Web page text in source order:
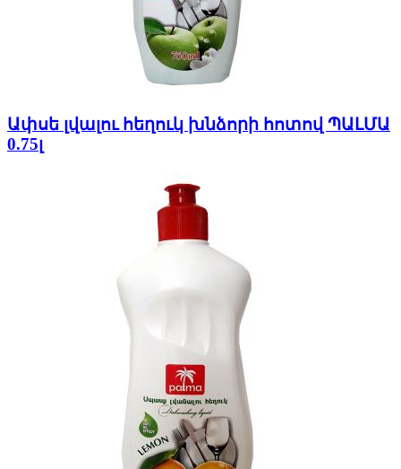
Ափսե լվալու հեղուկ խնձորի հոտով ՊԱԼՄԱ
0.75լ